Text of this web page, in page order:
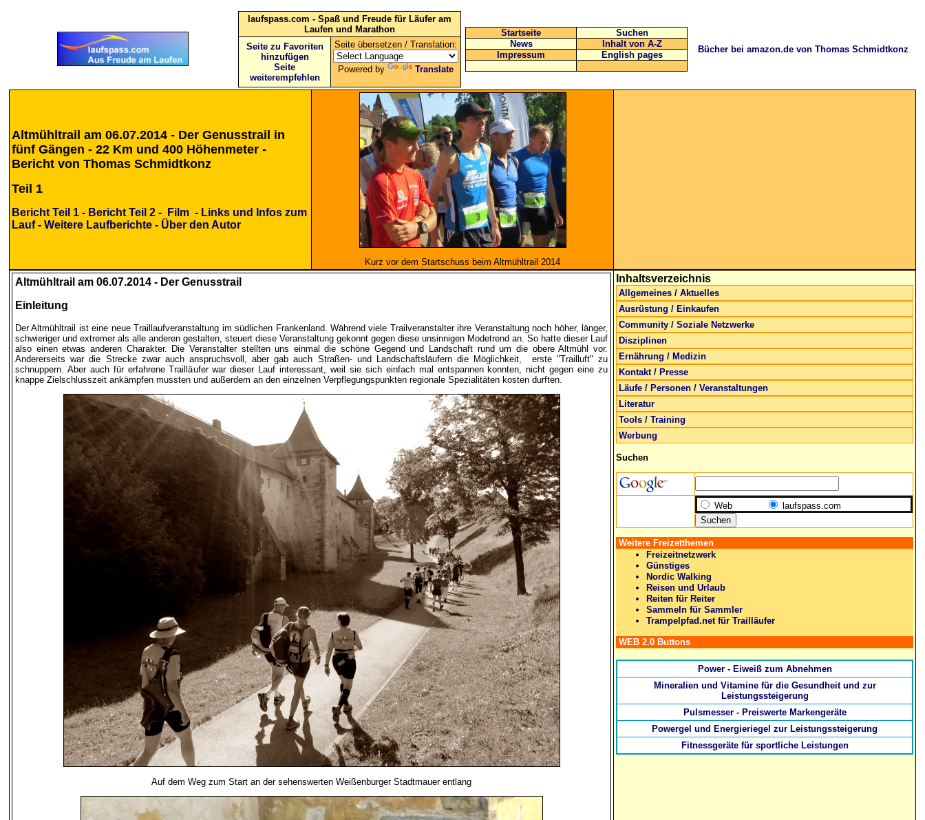
laufspass.com - Spaß und Freude für Läufer am
Laufen und Marathon
Seite zu Favoriten
hinzufügen
Seite
weiterempfehlen
Seite übersetzen / Translation:
Powered by Translate
Startseite
Suchen
News
Inhalt von A-Z
Impressum
English pages
Bücher bei amazon.de von Thomas Schmidtkonz
Altmühltrail am 06.07.2014 - Der Genusstrail in
fünf Gängen - 22 Km und 400 Höhenmeter -
Bericht von Thomas Schmidtkonz
Teil 1
Bericht Teil 1 - Bericht Teil 2 - Film - Links und Infos zum
Lauf- Weitere Laufberichte - Über den Autor
Kurz vor dem Startschuss beim Altmühltrail 2014
Altmühltrail am 06.07.2014 - Der Genusstrail
Einleitung
Der Altmühltrail ist eine neue Traillaufveranstaltung im südlichen Frankenland. Während viele Trailveranstalter ihre Veranstaltung noch höher, länger,
schwieriger und extremer als alle anderen gestalten, steuert diese Veranstaltung gekonnt gegen diese unsinnigen Modetrend an. So hatte dieser Lauf
also einen etwas anderen Charakter. Die Veranstalter stellten uns einmal die schöne Gegend und Landschaft rund um die obere Altmühl vor.
Andererseits war die Strecke zwar auch anspruchsvoll, aber gab auch Straßen- und Landschaftsläufern die Möglichkeit, erste "Trailluft" zu
schnuppern. Aber auch für erfahrene Trailläufer war dieser Lauf interessant, weil sie sich einfach mal entspannen konnten, nicht gegen eine zu
knappe Zielschlusszeit ankämpfen mussten und außerdem an den einzelnen Verpflegungspunkten regionale Spezialitäten kosten durften.
Auf dem Weg zum Start an der sehenswerten Weißenburger Stadtmauer entlang
Inhaltsverzeichnis
Allgemeines / Aktuelles
Ausrüstung / Einkaufen
Community / Soziale Netzwerke
Disziplinen
Ernährung / Medizin
Kontakt / Presse
Läufe / Personen / Veranstaltungen
Literatur
Tools / Training
Werbung
Suchen
Web laufspass.com
Weitere Freizetthemen
Freizeitnetzwerk
Günstiges
Nordic Walking
Reisen und Urlaub
Reiten für Reiter
Sammeln für Sammler
Trampelpfad.net für Trailläufer
WEB 2.0 Buttons
Power - Eiweiß zum Abnehmen
Mineralien und Vitamine für die Gesundheit und zur
Leistungssteigerung
Pulsmesser - Preiswerte Markengeräte
Powergel und Energieriegel zur Leistungssteigerung
Fitnessgeräte für sportliche Leistungen